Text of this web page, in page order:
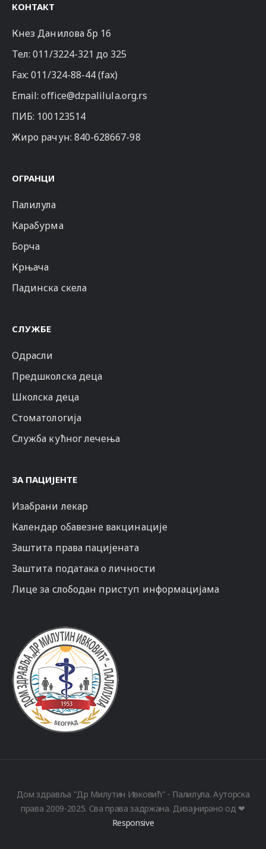
КОНТАКТ
Кнез Данилова бр 16
Тел:011/3224-321 до 325
Fax: 011/324-88-44 (fax)
Email:office@dzpalilula.org.rs
ПИБ: 100123514
Жиро рачун: 840-628667-98
ОГРАНЦИ
Палилула
Карабурма
Борча
Крњача
Падинска скела
СЛУЖБЕ
Одрасли
Предшколска деца
Школска деца
Стоматологија
Служба кућног лечења
ЗА ПАЦИЈЕНТЕ
Изабрани лекар
Календар обавезне вакцинације
Заштита права пацијената
Заштита података о личности
Лице за слободан приступ информацијама
Дом здравља "Др Милутин Ивковић" - Палилула. Ауторска
права 2009-2025. Сва права задржана. Дизајнирано од ❤
Responsive